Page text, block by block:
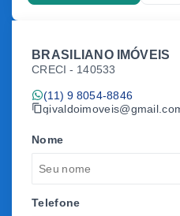
BRASILIANO IMÓVEIS
CRECI - 140533
(11) 9 8054-8846
Nome
Telefone